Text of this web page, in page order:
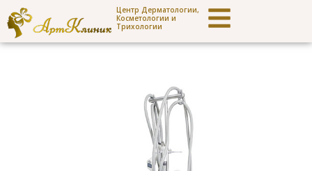
Центр Дерматологии,
Косметологии и
Трихологии